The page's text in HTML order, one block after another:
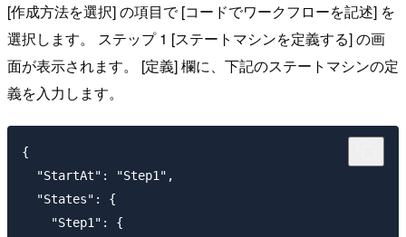
[作成方法を選択] の項目で [コードでワークフローを記述] を
選択します。 ステップ 1 [ステートマシンを定義する] の画
面が表示されます。 [定義] 欄に、下記のステートマシンの定
義を入力します。
{
  "StartAt": "Step1",
  "States": {
    "Step1": {